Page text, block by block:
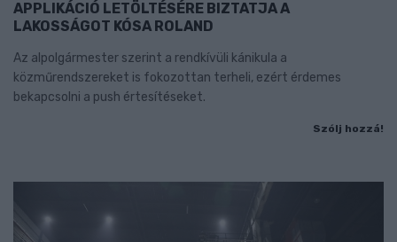
APPLIKÁCIÓ LETÖLTÉSÉRE BIZTATJA A
LAKOSSÁGOT KÓSA ROLAND
Az alpolgármester szerint a rendkívüli kánikula a
közműrendszereket is fokozottan terheli, ezért érdemes
bekapcsolni a push értesítéseket.
Szólj hozzá!